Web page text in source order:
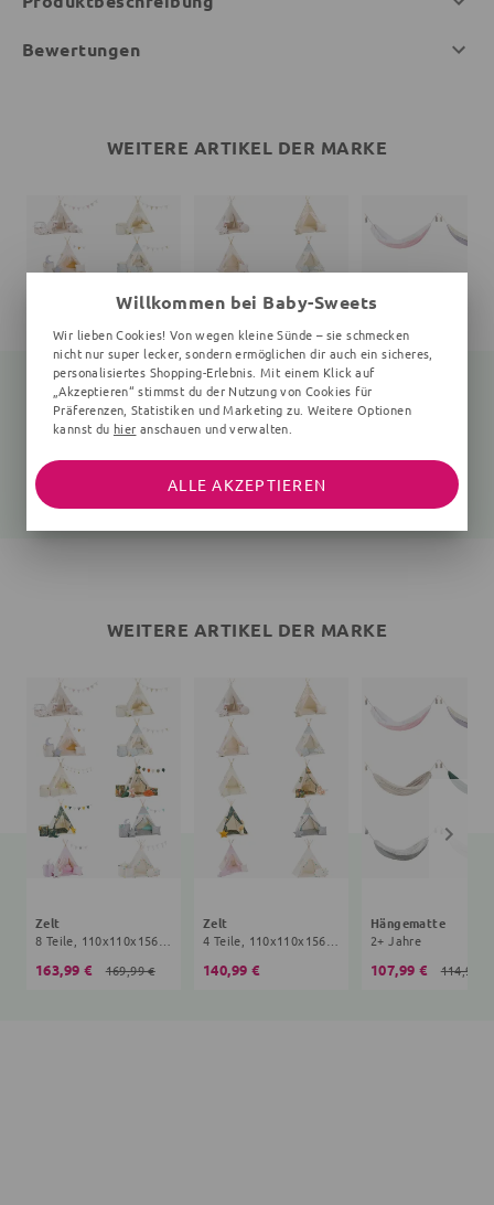
Bewertungen
WEITERE ARTIKEL DER MARKE
8 Teile, 110x110x156 cm, 2+ Jahre
163,99 €
4 Teile, 110x110x156 cm, 2+ Jahre
140,99 €
2+ Jahre
114,99 €
WEITERE ARTIKEL DER MARKE
Zelt
8 Teile, 110x110x156 cm, 2+ Jahre
163,99 € 169,99 €
Zelt
4 Teile, 110x110x156 cm, 2+ Jahre
140,99 €
Hängematte
2+ Jahre
107,99 € 114,99 €
Willkommen bei Baby-Sweets
Wir lieben Cookies! Von wegen kleine Sünde – sie schmecken
nicht nur super lecker, sondern ermöglichen dir auch ein sicheres,
personalisiertes Shopping-Erlebnis. Mit einem Klick auf
„Akzeptieren“ stimmst du der Nutzung von Cookies für
Präferenzen, Statistiken und Marketing zu. Weitere Optionen
kannst du hier anschauen und verwalten.
ALLE AKZEPTIEREN